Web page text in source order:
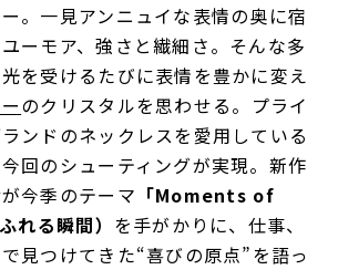
。一見アンニュイな表情の奥に宿
ーモア、強さと繊細さ。そんな多
を受けるたびに表情を豊かに変え
のクリスタルを思わせる。プライ
ンドのネックレスを愛用している
回のシューティングが実現。新作
今季のテーマ 「Moments of
れる瞬間） を手がかりに、仕事、
見つけてきた“喜びの原点”を語っ